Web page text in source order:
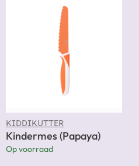
KIDDIKUTTER
Kindermes (Papaya)
Op voorraad